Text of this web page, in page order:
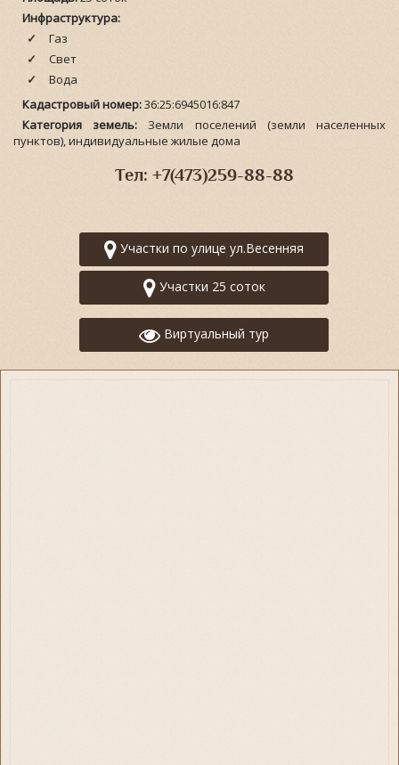
Инфраструктура:
Газ
Свет
Вода
Кадастровый номер:36:25:6945016:847
Категория земель: Земли поселений (земли населенных
пунктов), индивидуальные жилые дома
Тел: +7(473)259-88-88
Участки по улице ул.Весенняя
Участки 25 соток
Виртуальный тур